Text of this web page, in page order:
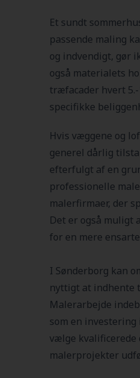
Et sundt
passende maling
og indvendigt, gør
også materialets
træfacader hvert
specifikke
Hvis væggene og
generel dårlig
efterfulgt af en
professionelle
malerfirmaer, der
Det er også muligt
for en mere
I Sønderborg kan
nyttigt at indhente
Malerarbejde
som en
vælge kvalificerede
malerprojekter